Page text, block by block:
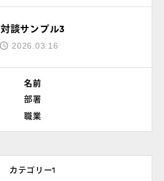
対談サンプル3
2026.03.16
名前
部署
職業
カテゴリー1